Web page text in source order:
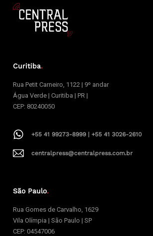
Curitiba.
Rua Petit Carneiro, 1122 | 9º andar
Água Verde | Curitiba | PR |
CEP: 80240050
+55 41 99273-8999 | +55 41 3026-2610
centralpress@centralpress.com.br
São Paulo.
Rua Gomes de Carvalho, 1629
Vila Olímpia | São Paulo | SP
CEP: 04547006